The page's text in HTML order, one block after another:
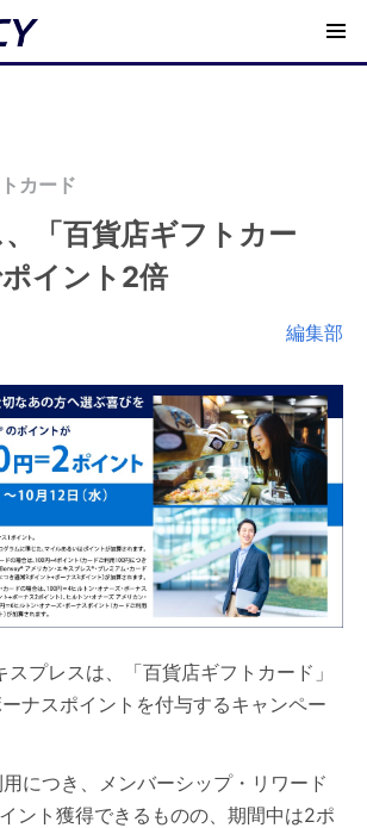
カード
「百貨店ギフトカー
ポイント2倍
編集部
プレスは、「百貨店ギフトカード」
ナスポイントを付与するキャンペー
につき、メンバーシップ・リワード
ント獲得できるものの、期間中は2ポ